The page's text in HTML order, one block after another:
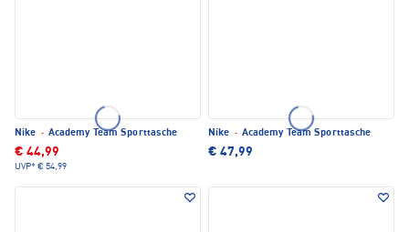
Nike · Academy Team Sporttasche
€ 44,99
UVP* € 54,99
Nike · Academy Team Sporttasche
€ 47,99